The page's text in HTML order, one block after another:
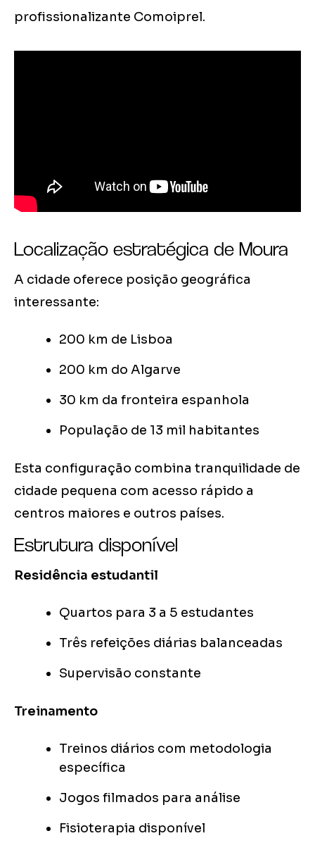
profissionalizante Comoiprel.
Localização estratégica de Moura
A cidade oferece posição geográfica
interessante:
200 km de Lisboa
200 km do Algarve
30 km da fronteira espanhola
População de 13 mil habitantes
Esta configuração combina tranquilidade de
cidade pequena com acesso rápido a
centros maiores e outros países.
Estrutura disponível
Residência estudantil
Quartos para 3 a 5 estudantes
Três refeições diárias balanceadas
Supervisão constante
Treinamento
Treinos diários com metodologia
específica
Jogos filmados para análise
Fisioterapia disponível